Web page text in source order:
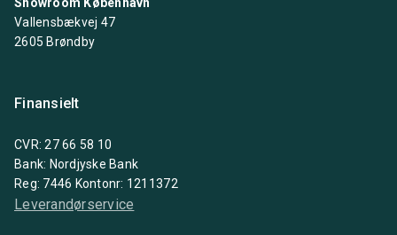
Vallensbækvej 47
2605 Brøndby
Finansielt
CVR: 27 66 58 10
Bank: Nordjyske Bank
Reg: 7446 Kontonr: 1211372
Leverandørservice